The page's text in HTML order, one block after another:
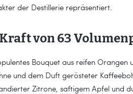
der Destillerie repräsentiert.
von 63
Bouquet aus reifen Orangen
und dem Duft gerösteter
Zitrone, saftigem Apfel und